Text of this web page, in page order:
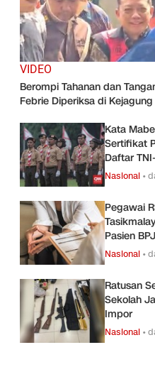
VIDEO
Berompi Tahanan dan
Febrie Diperiksa di Kejagung
Kata
Sertifikat
Daftar
Nasional •
Pegawai
Pasien
Nasional •
Ratusan
Sekolah
Impor
Nasional •